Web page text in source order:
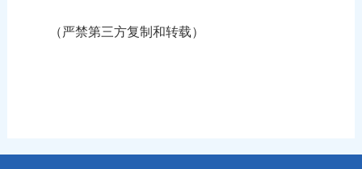
（严禁第三方复制和转载）